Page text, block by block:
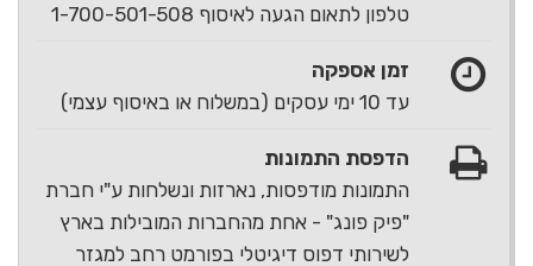
טלפון לתאום הגעה לאיסוף 1-700-501-508
זמן אספקה
עד 10 ימי עסקים (במשלוח או באיסוף עצמי)
הדפסת התמונות
התמונות מודפסות, נארזות ונשלחות ע"י חברת
"פיק פונג" - אחת מהחברות המובילות בארץ
לשירותי דפוס דיגיטלי בפורמט רחב למגזר